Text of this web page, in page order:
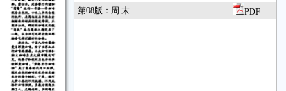
第08版：周 末
PDF